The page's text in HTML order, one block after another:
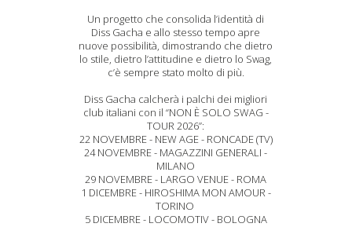
Un progetto che consolida l’identità di
Diss Gacha e allo stesso tempo apre
nuove possibilità, dimostrando che dietro
lo stile, dietro l’attitudine e dietro lo Swag,
c’è sempre stato molto di più.
Diss Gacha calcherà i palchi dei migliori
club italiani con il “NON È SOLO SWAG -
TOUR 2026”:
22 NOVEMBRE - NEW AGE - RONCADE (TV)
24 NOVEMBRE - MAGAZZINI GENERALI -
MILANO
29 NOVEMBRE - LARGO VENUE - ROMA
1 DICEMBRE - HIROSHIMA MON AMOUR -
TORINO
5 DICEMBRE - LOCOMOTIV - BOLOGNA